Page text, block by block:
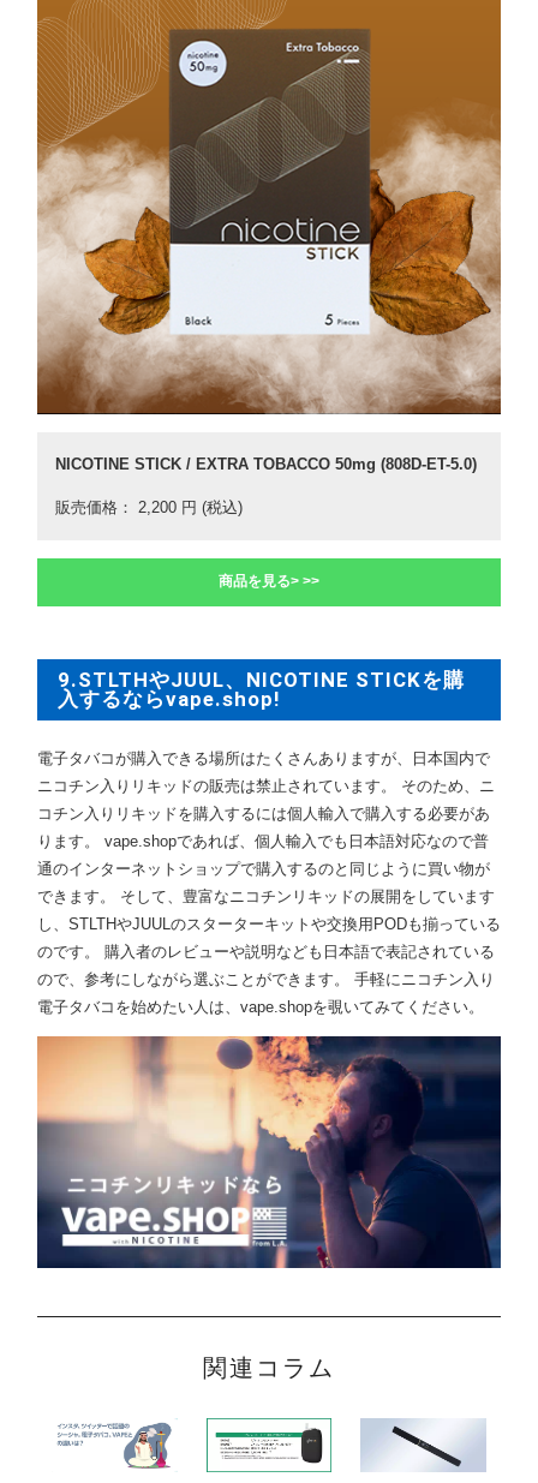
NICOTINE STICK / EXTRA TOBACCO 50mg (808D-ET-5.0)
販売価格： 2,200 円 (税込)
商品を見る> >>
9.STLTHやJUUL、NICOTINE STICKを購
入するならvape.shop!
電子タバコが購入できる場所はたくさんありますが、日本国内で
ニコチン入りリキッドの販売は禁止されています。 そのため、ニ
コチン入りリキッドを購入するには個人輸入で購入する必要があ
ります。 vape.shopであれば、個人輸入でも日本語対応なので普
通のインターネットショップで購入するのと同じように買い物が
できます。 そして、豊富なニコチンリキッドの展開をしています
し、STLTHやJUULのスターターキットや交換用PODも揃っている
のです。 購入者のレビューや説明なども日本語で表記されている
ので、参考にしながら選ぶことができます。 手軽にニコチン入り
電子タバコを始めたい人は、vape.shopを覗いてみてください。
関連コラム